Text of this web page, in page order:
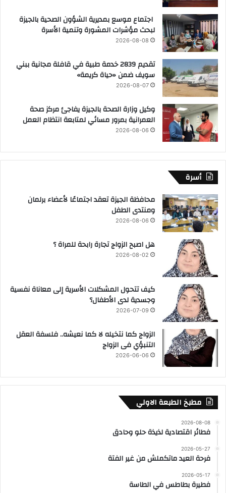
اجتماع موسع بمديرية الشؤون الصحية بالجيزة
لبحث مؤشرات المشورة وتنمية الأسرة
2026-08-08
تقديم 2839 خدمة طبية في قافلة مجانية ببني
سويف ضمن «حياة كريمة»
2026-08-07
وكيل وزارة الصحة بالجيزة يفاجئ مركز صحة
العمرانية بمرور مسائي لمتابعة انتظام العمل
2026-08-06
أسرة
محافظة الجيزة تعقد اجتماعًا لأعضاء برلمان
ومنتدى الطفل
2026-08-06
هل اصبح الزواج تجارة رابحة للمراة ؟
2026-08-02
كيف تتحول المشكلات الأسرية إلى معاناة نفسية
وجسدية لدى الأطفال؟
2026-07-09
الزواج كما نتخيله لا كما نعيشه.. فلسفة العقل
التنبؤي فى الزواج
2026-06-06
مطبخ الطبعة الاولي
2026-08-08
فطائر اقتصادية لذيذة حلو وحادق
2026-05-27
فرحة العيد ماتكملش من غير الفتة
2026-05-17
فطيرة بطاطس في الطاسة